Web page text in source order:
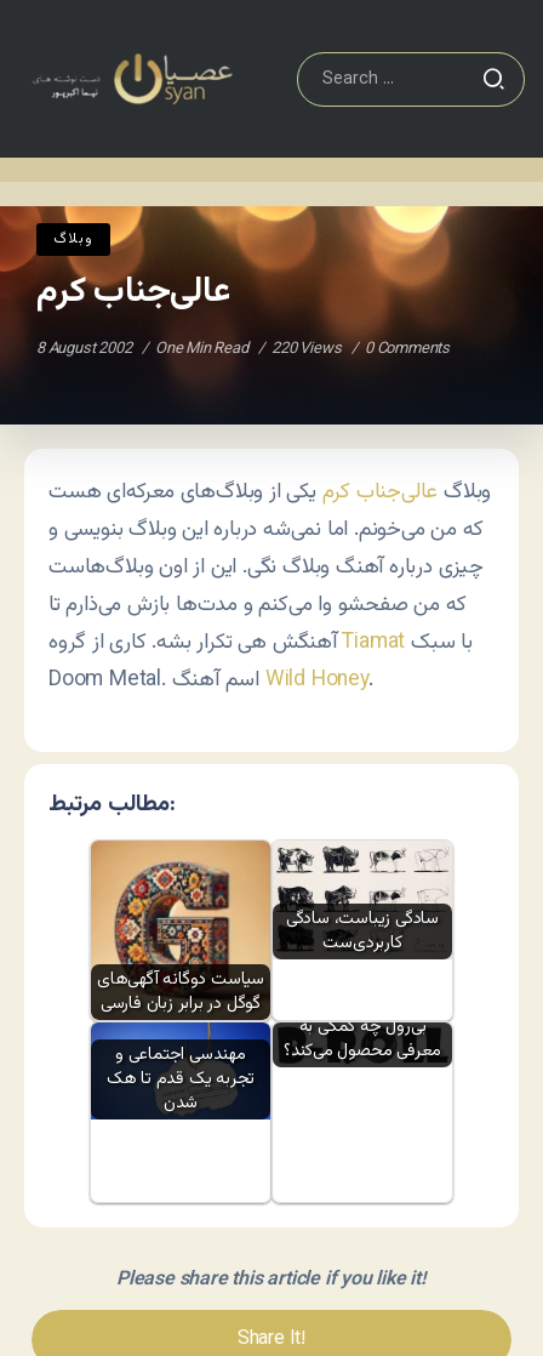
وبلاگ
عالی‌جناب کرم
8 August 2002 One Min Read 220 Views 0 Comments
وبلاگ عالی‌جناب کرم یکی از وبلاگ‌های معرکه‌ای هست
که من می‌خونم. اما نمی‌شه درباره این وبلاگ بنویسی و
چیزی درباره آهنگ وبلاگ نگی. این از اون وبلاگ‌هاست
که من صفحشو وا می‌کنم و مدت‌ها بازش می‌ذارم تا
آهنگش هی تکرار بشه. کاری از گروهTiamatبا سبک
Wild Honey.
مطالب مرتبط:
سیاست دوگانه آگهی‌های
گوگل در برابر زبان فارسی
سادگی زیباست، سادگی
کاربردی‌ست
مهندسی اجتماعی و
تجربه یک قدم تا هک
شدن
بی‌رول چه کمکی به
معرفی محصول می‌کند؟
Please share this article if you like it!
Share It!